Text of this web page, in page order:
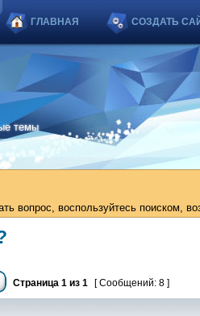
ГЛАВНАЯ СОЗДАТЬ
темы
вопрос, воспользуйтесь поиском,
Страница 1 из 1 [ Сообщений: 8 ]